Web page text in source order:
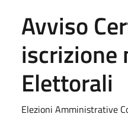
Avviso
iscrizione
Elettorali
Elezioni Amministrative